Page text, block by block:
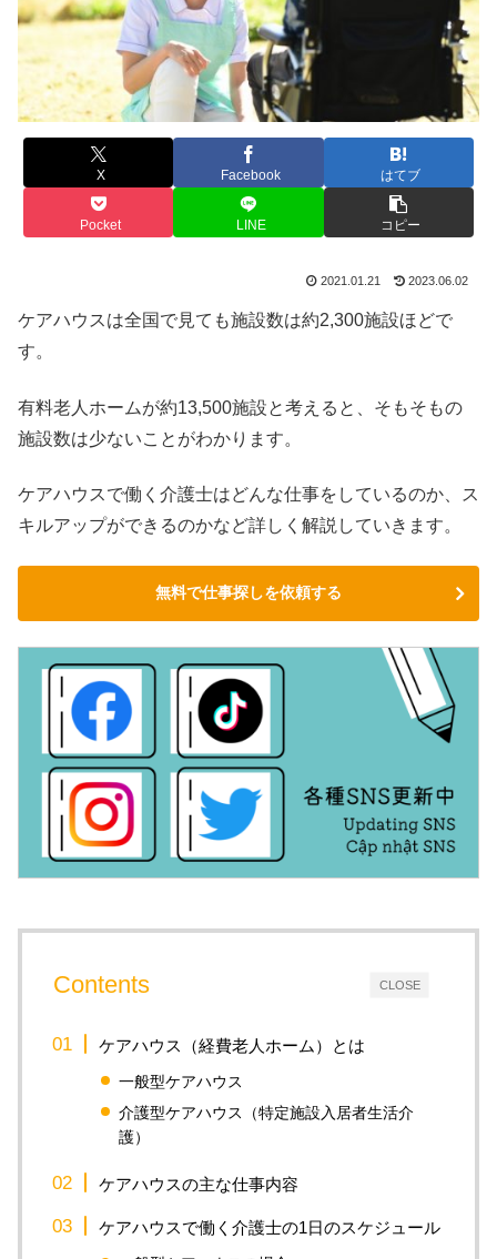
X Facebook はてブ
Pocket LINE コピー
2021.01.21 2023.06.02
ケアハウスは全国で見ても施設数は約2,300施設ほどで
す。
有料老人ホームが約13,500施設と考えると、そもそもの
施設数は少ないことがわかります。
ケアハウスで働く介護士はどんな仕事をしているのか、ス
キルアップができるのかなど詳しく解説していきます。
無料で仕事探しを依頼する
CLOSE
Contents
ケアハウス（経費老人ホーム）とは
一般型ケアハウス
介護型ケアハウス（特定施設入居者生活介
護）
ケアハウスの主な仕事内容
ケアハウスで働く介護士の1日のスケジュール